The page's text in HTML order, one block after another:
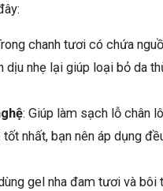
chanh tươi có chứa
nhẹ lại giúp loại bỏ da
: Giúp làm sạch lỗ chân
nhất, bạn nên áp dụng
gel nha đam tươi và